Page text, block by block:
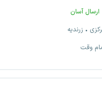
ارسال آسان
زرندیه
وقت